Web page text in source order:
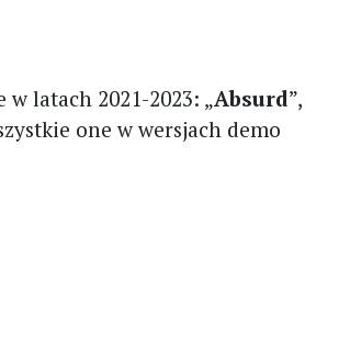
latach 2021-2023: „Absurd”,
one w wersjach demo